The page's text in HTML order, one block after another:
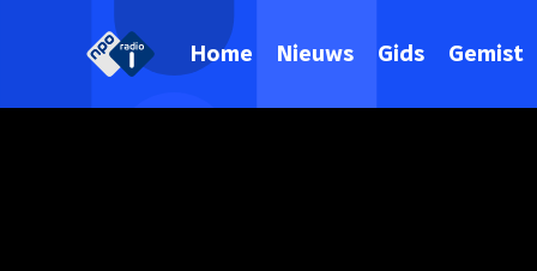
Home Nieuws Gids Gemist